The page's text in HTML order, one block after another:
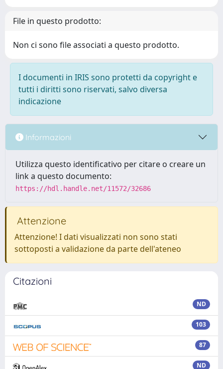
File in questo prodotto:
Non ci sono file associati a questo prodotto.
I documenti in IRIS sono protetti da copyright e
tutti i diritti sono riservati, salvo diversa
indicazione
Informazioni
Utilizza questo identificativo per citare o creare un
link a questo documento:
https://hdl.handle.net/11572/32686
Attenzione
Attenzione! I dati visualizzati non sono stati
sottoposti a validazione da parte dell'ateneo
Citazioni
ND
103
87
ND